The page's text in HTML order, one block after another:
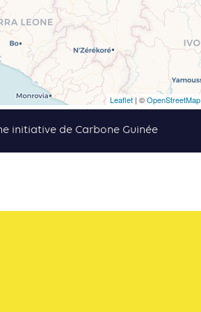
Leaflet | ©OpenStreetMap
initiative de Carbone Guinée